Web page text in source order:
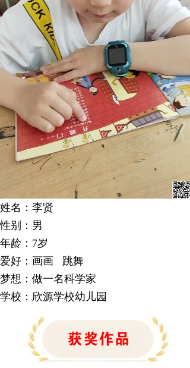
姓名：李贤
性别：男
年龄：7岁
爱好：画画 跳舞
梦想：做一名科学家
学校：欣源学校幼儿园